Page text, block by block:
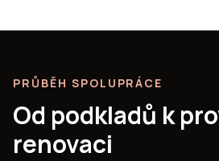
PRŮBĚH SPOLUPRÁCE
Od podkladů k
renovaci